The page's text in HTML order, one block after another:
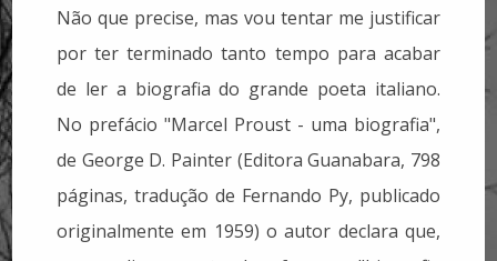
Não que precise, mas vou tentar me justificar
por ter terminado tanto tempo para acabar
de ler a biografia do grande poeta italiano.
No prefácio "Marcel Proust - uma biografia",
de George D. Painter (Editora Guanabara, 798
páginas, tradução de Fernando Py, publicado
originalmente em 1959) o autor declara que,